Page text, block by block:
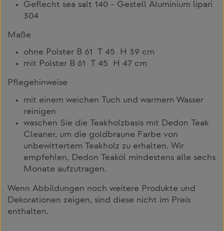
Geflecht sea salt 140 - Gestell Aluminium lipari
304
Maße
ohne Polster B 61 T 45 H 39 cm
mit Polster B 61 T 45 H 47 cm
Pflegehinweise
mit einem weichen Tuch und warmem Wasser
reinigen
waschen Sie die Teakholzbasis mit Dedon Teak
Cleaner, um die goldbraune Farbe von
unbewittertem Teakholz zu erhalten. Wir
empfehlen, Dedon Teaköl mindestens alle sechs
Monate aufzutragen.
Wenn Abbildungen noch weitere Produkte und
Dekorationen zeigen, sind diese nicht im Preis
enthalten.